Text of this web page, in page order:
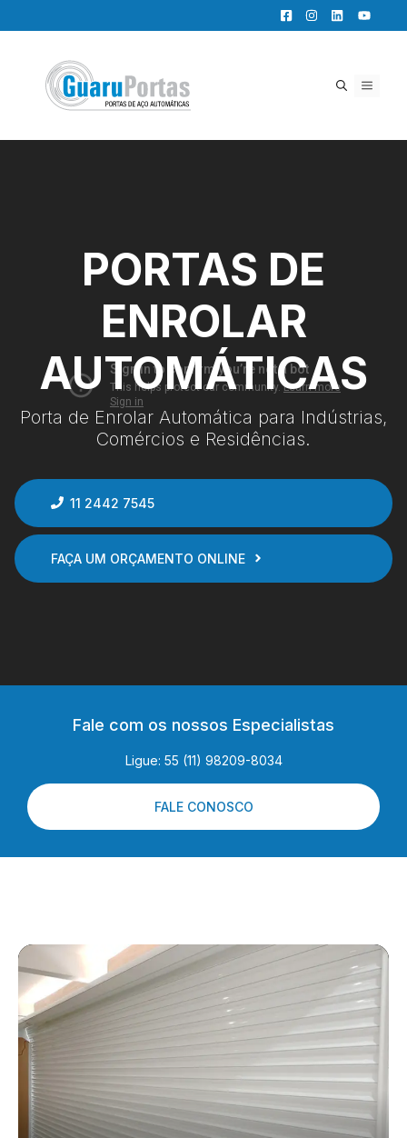
para
conteúdo
MENU
PORTAS DE
ENROLAR
AUTOMÁTICAS
Porta de Enrolar Automática para Indústrias,
Comércios e Residências.
11 2442 7545
FAÇA UM ORÇAMENTO ONLINE
Fale com os nossos Especialistas
Ligue: 55 (11) 98209-8034
FALE CONOSCO